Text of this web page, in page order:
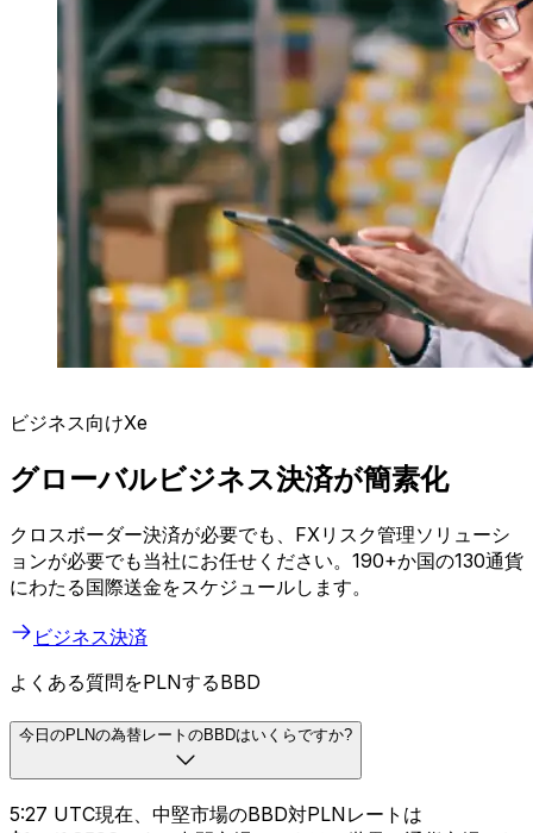
ビジネス向けXe
グローバルビジネス決済が簡素化
クロスボーダー決済が必要でも、FXリスク管理ソリューシ
にわたる国際送金をスケジュールします。
ビジネス決済
よくある質問をPLNするBBD